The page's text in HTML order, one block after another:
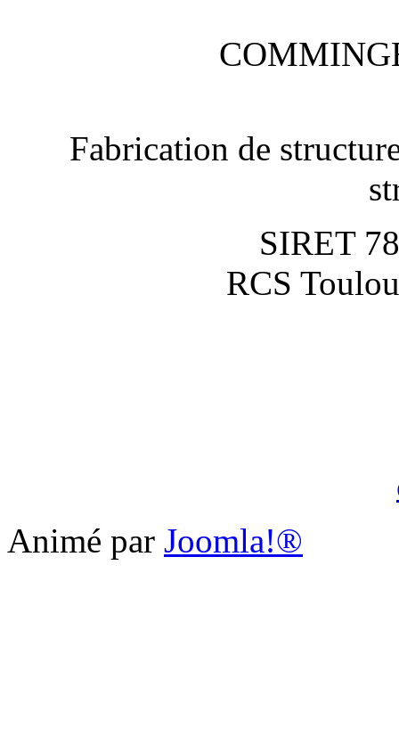
Fabrication de
SIRET
RCS
Animé par Joomla!®